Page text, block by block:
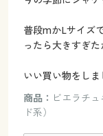
普段mかLサイズ
ったら大きすぎ
いい買い物をしま
商品： ビエラチ
ド系）